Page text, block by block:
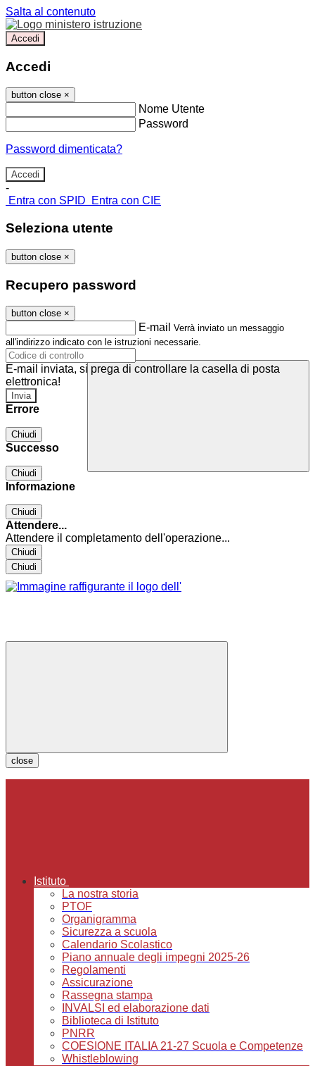
Salta al contenuto
Accedi
Accedi
button close ×
Nome Utente
Password
Password dimenticata?
-
Entra con SPID
Entra con CIE
Seleziona utente
button close ×
Recupero password
button close ×
E-mail Verrà inviato un messaggio
all'indirizzo indicato con le istruzioni necessarie.
E-mail inviata, si prega di controllare la casella di posta
elettronica!
Errore
Chiudi
Successo
Chiudi
Informazione
Chiudi
Attendere...
Attendere il completamento dell'operazione...
Chiudi
Chiudi
close
Istituto
La nostra storia
PTOF
Organigramma
Sicurezza a scuola
Calendario Scolastico
Piano annuale degli impegni 2025-26
Regolamenti
Assicurazione
Rassegna stampa
INVALSI ed elaborazione dati
Biblioteca di Istituto
PNRR
COESIONE ITALIA 21-27 Scuola e Competenze
Whistleblowing